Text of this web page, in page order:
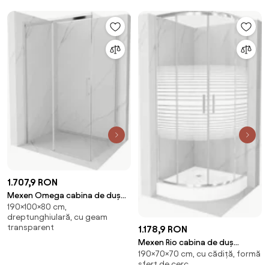
1.707,9 RON
Mexen Omega cabina de duș
culisantă 100 x 80 cm,
transparentă, crom - 825-100-
080-01-00
190×100×80 cm,
dreptunghiulară, cu geam
transparent
1.178,9 RON
Mexen Rio cabina de duș
semicirculară 70 x 70 cm, dungi
190×70×70 cm, cu cădiță, formă